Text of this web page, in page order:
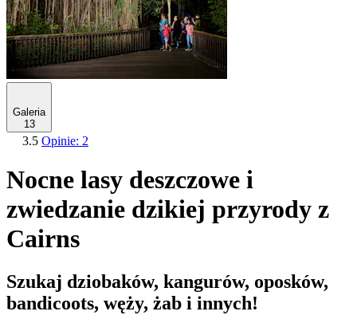
Galeria
13
3.5 Opinie: 2
Nocne lasy deszczowe i
zwiedzanie dzikiej przyrody z
Cairns
Szukaj dziobaków, kangurów, oposków,
bandicoots, węży, żab i innych!